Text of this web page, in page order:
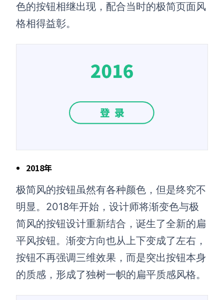
色的按钮相继出现，配合当时的极简页面风
格相得益彰。
2018年
极简风的按钮虽然有各种颜色，但是终究不
明显。2018年开始，设计师将渐变色与极
简风的按钮设计重新结合，诞生了全新的扁
平风按钮。渐变方向也从上下变成了左右，
按钮不再强调三维效果，而是突出按钮本身
的质感，形成了独树一帜的扁平质感风格。